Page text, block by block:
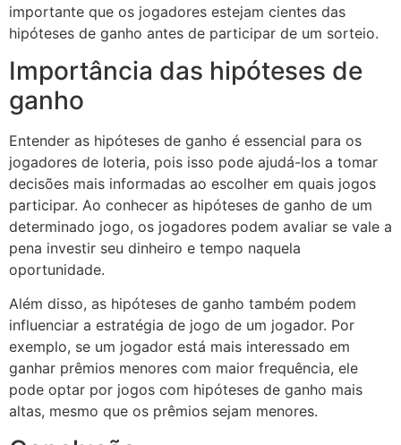
importante que os jogadores estejam cientes das
hipóteses de ganho antes de participar de um sorteio.
Importância das hipóteses de
ganho
Entender as hipóteses de ganho é essencial para os
jogadores de loteria, pois isso pode ajudá-los a tomar
decisões mais informadas ao escolher em quais jogos
participar. Ao conhecer as hipóteses de ganho de um
determinado jogo, os jogadores podem avaliar se vale a
pena investir seu dinheiro e tempo naquela
oportunidade.
Além disso, as hipóteses de ganho também podem
influenciar a estratégia de jogo de um jogador. Por
exemplo, se um jogador está mais interessado em
ganhar prêmios menores com maior frequência, ele
pode optar por jogos com hipóteses de ganho mais
altas, mesmo que os prêmios sejam menores.